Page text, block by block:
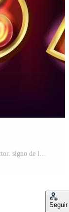
1, 2, 3, 4, 5, 6, 7, 8, 9, 0 números conjunto vector. signo de luz de marquesina de fuente. bombilla de lámpara de brillo retro realista. dígito que brilla intensamente eléctrico 3d. luz iluminada de época. estilo casino. ilustración del alfabeto Vector Pro
Seguir